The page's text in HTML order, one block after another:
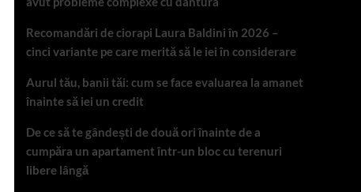
Recomandări de ciorapi Laura Baldini în 2026 –
cinci variante pe care merită să le iei în considerare
Aurul tău, banii tăi: cum se face evaluarea la amanet
înainte să iei un credit
De ce să te gândești de două ori înainte de a
cumpăra un apartament într-un bloc cu terenuri
libere lângă